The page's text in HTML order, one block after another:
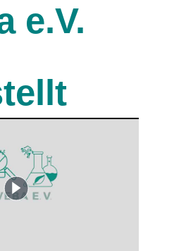
e.V.